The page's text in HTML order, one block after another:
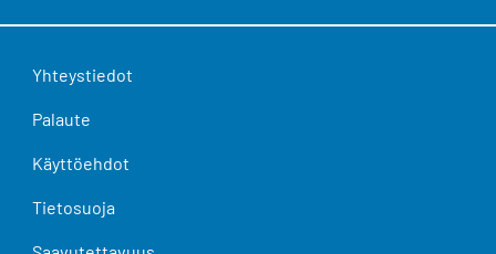
Yhteystiedot
Palaute
Käyttöehdot
Tietosuoja